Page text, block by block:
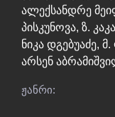
ალექსანდრე
პისკუნოვა, ზ.
ნიკა დგებუაძე, მ.
არსენ
ჟანრი: